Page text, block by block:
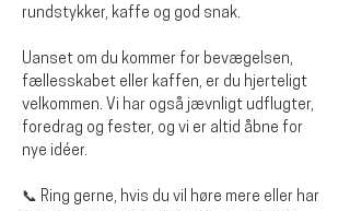
rundstykker, kaffe og god snak.
Uanset om du kommer for bevægelsen,
fællesskabet eller kaffen, er du hjerteligt
velkommen. Vi har også jævnligt udflugter,
foredrag og fester, og vi er altid åbne for
nye idéer.
📞 Ring gerne, hvis du vil høre mere eller har